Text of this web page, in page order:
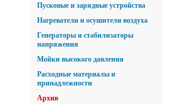
Пусковые и зарядные устройства
Нагреватели и осушители воздуха
Генераторы и стабилизаторы
напряжения
Мойки высокого давления
Расходные материалы и
принадлежности
Архив